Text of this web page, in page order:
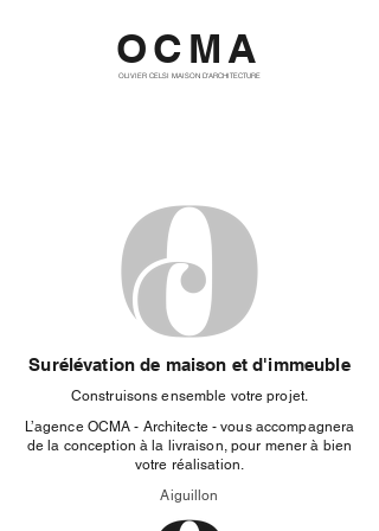
OCMA
OLIVIER CELSI MAISON D'ARCHITECTURE
Surélévation de maison et d'immeuble
Construisons ensemble votre projet.
L’agence OCMA - Architecte - vous accompagnera
de la conception à la livraison, pour mener à bien
votre réalisation.
Aiguillon